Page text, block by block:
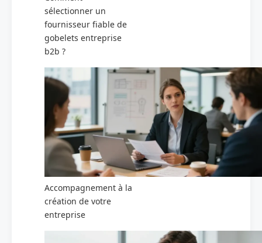
sélectionner un
fournisseur fiable de
gobelets entreprise
b2b ?
Accompagnement à la
création de votre
entreprise